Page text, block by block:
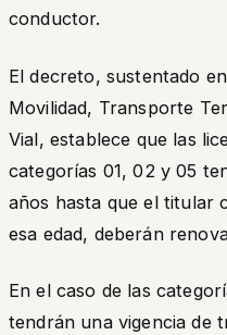
conductor.
El decreto, sustentado
Movilidad, Transporte
Vial, establece que las
categorías 01, 02 y 05
años hasta que el titular
esa edad, deberán
En el caso de las
tendrán una vigencia de